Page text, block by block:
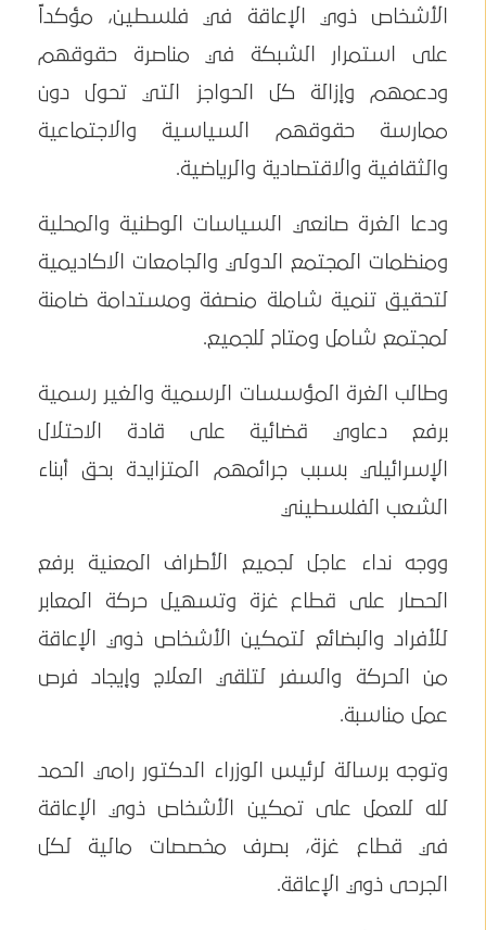
الأشخاص ذوي الإعاقة في فلسطين، مؤكداً
على استمرار الشبكة في مناصرة حقوقهم
ودعمهم وإزالة كل الحواجز التي تحول دون
ممارسة حقوقهم السياسية والاجتماعية
والثقافية والاقتصادية والرياضية.
ودعا الغرة صانعي السياسات الوطنية والمحلية
ومنظمات المجتمع الدولي والجامعات الاكاديمية
لتحقيق تنمية شاملة منصفة ومستدامة ضامنة
لمجتمع شامل ومتاح للجميع.
وطالب الغرة المؤسسات الرسمية والغير رسمية
برفع دعاوي قضائية على قادة الاحتلال
الإسرائيلي بسبب جرائمهم المتزايدة بحق أبناء
الشعب الفلسطيني
ووجه نداء عاجل لجميع الأطراف المعنية برفع
الحصار على قطاع غزة وتسهيل حركة المعابر
للأفراد والبضائع لتمكين الأشخاص ذوي الإعاقة
من الحركة والسفر لتلقي العلاج وإيجاد فرص
عمل مناسبة.
وتوجه برسالة لرئيس الوزراء الدكتور رامي الحمد
لله للعمل على تمكين الأشخاص ذوي الإعاقة
في قطاع غزة، بصرف مخصصات مالية لكل
الجرحى ذوي الإعاقة.